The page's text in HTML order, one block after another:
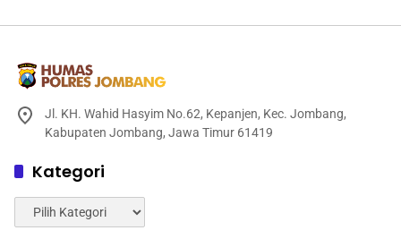
Jl. KH. Wahid Hasyim No.62, Kepanjen, Kec. Jombang,
Kabupaten Jombang, Jawa Timur 61419
Kategori
Kategori